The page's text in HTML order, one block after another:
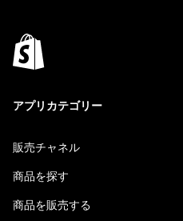
アプリカテゴリー
販売チャネル
商品を探す
商品を販売する